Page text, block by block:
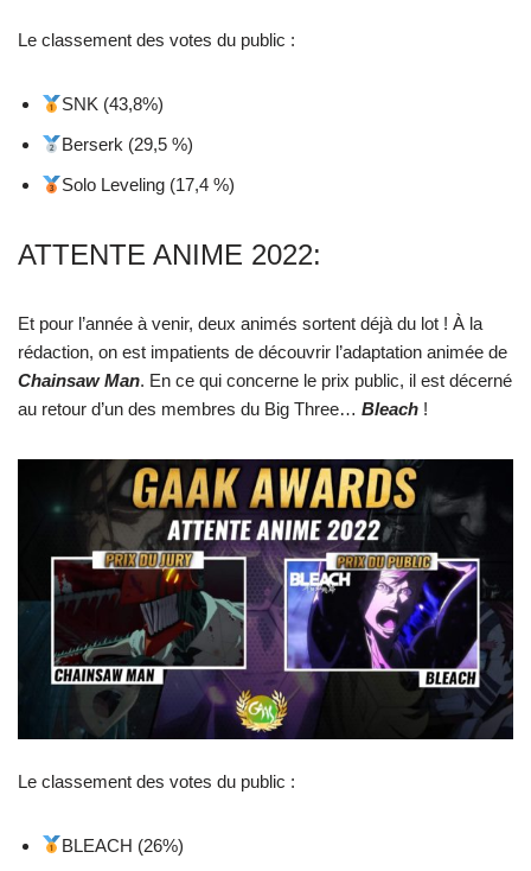
Le classement des votes du public :
SNK (43,8%)
Berserk (29,5 %)
Solo Leveling (17,4 %)
ATTENTE ANIME 2022:
Et pour l’année à venir, deux animés sortent déjà du lot ! À la
rédaction, on est impatients de découvrir l’adaptation animée de
Chainsaw Man. En ce qui concerne le prix public, il est décerné
au retour d’un des membres du Big Three… Bleach !
Le classement des votes du public :
BLEACH (26%)